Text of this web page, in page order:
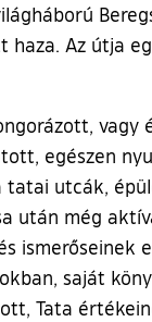
Az útja
vagy
egészen
tatai utcák,
után még
ismerőseinek
saját
Tata